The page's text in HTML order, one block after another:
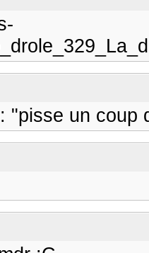
"pisse un coup